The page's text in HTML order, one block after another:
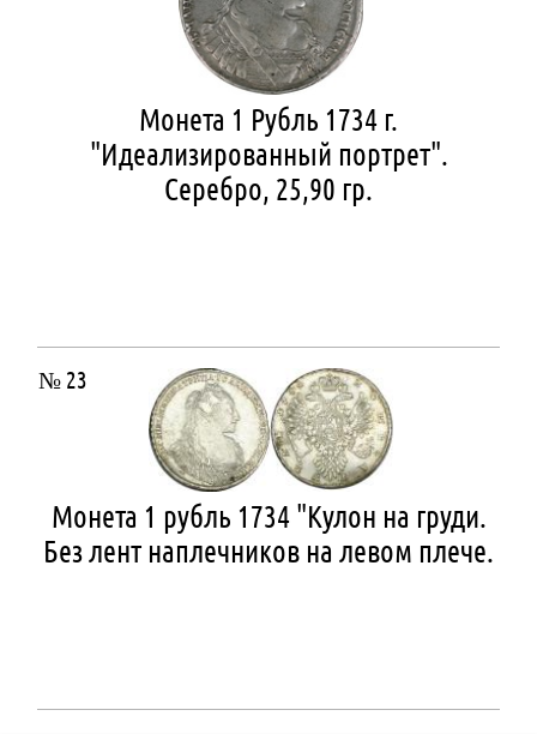
Монета 1 Рубль 1734 г.
"Идеализированный портрет".
Серебро, 25,90 гр.
№ 23
Монета 1 рубль 1734 "Кулон на груди.
Без лент наплечников на левом плече.